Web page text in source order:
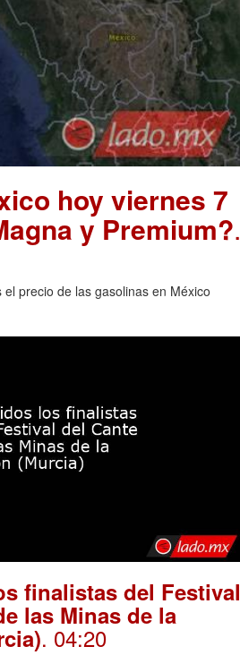
hoy viernes 7
y Premium?.
precio de las gasolinas en México
finalistas del Festival
las Minas de la
. 04:20